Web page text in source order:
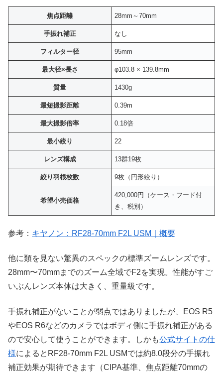
焦点距離 28mm～70mm
手振れ補正 なし
フィルター径 95mm
最大径×長さ φ103.8 × 139.8mm
質量 1430g
最短撮影距離 0.39m
最大撮影倍率 0.18倍
最小絞り 22
レンズ構成 13群19枚
絞り羽根枚数 9枚（円形絞り）
希望小売価格
420,000円（ケース・フード付
き、税別）
参考： キヤノン：RF28-70mm F2L USM｜概要
他に類を見ない驚異のスペックの標準ズームレンズです。
28mm〜70mmまでのズーム全域でF2を実現。性能がすご
いぶんレンズ本体は大きく、重量級です。
手振れ補正がないことが弱点ではありましたが、EOS R5
やEOS R6などのカメラではボディ側に手振れ補正がある
ので安心して使うことができます。しかも公式サイトの仕
様によるとRF28-70mm F2L USMでは約8.0段分の手振れ
補正効果が期待できます（CIPA基準、焦点距離70mmの